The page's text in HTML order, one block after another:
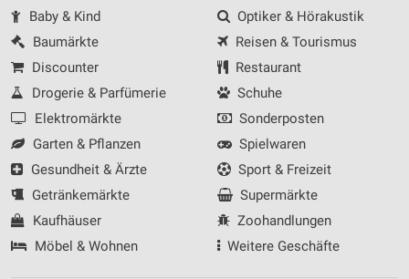
Baby & Kind
Baumärkte
Discounter
Drogerie & Parfümerie
Elektromärkte
Garten & Pflanzen
Gesundheit & Ärzte
Getränkemärkte
Kaufhäuser
Möbel & Wohnen
Optiker & Hörakustik
Reisen & Tourismus
Restaurant
Schuhe
Sonderposten
Spielwaren
Sport & Freizeit
Supermärkte
Zoohandlungen
Weitere Geschäfte